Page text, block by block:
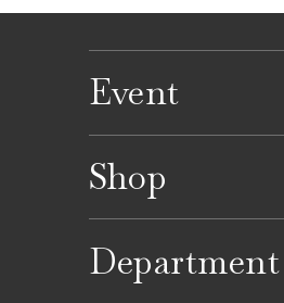
Event
イベントカレンダー
Shop
レストラン一覧
Department